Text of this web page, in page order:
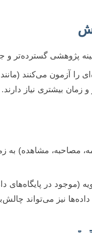
پژوهشی گسترده‌تر و
را آزمون می‌کنند
زمان بیشتری نیاز دارند.
مصاحبه، مشاهده) به
(موجود در
نیز می‌تواند